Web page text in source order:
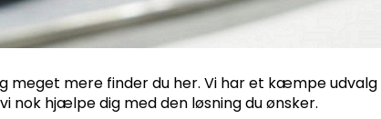
meget mere finder du her. Vi har et kæmpe
nok hjælpe dig med den løsning du ønsker.